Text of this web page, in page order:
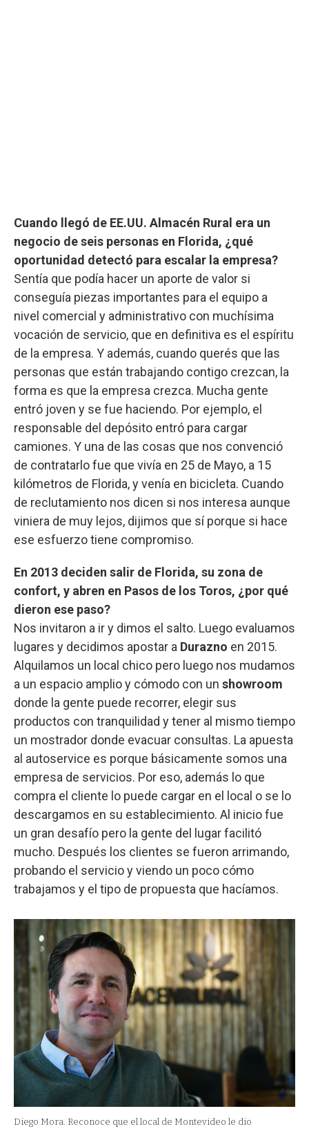
Cuando llegó de EE.UU. Almacén Rural era un
negocio de seis personas en Florida, ¿qué
oportunidad detectó para escalar la empresa?
Sentía que podía hacer un aporte de valor si
conseguía piezas importantes para el equipo a
nivel comercial y administrativo con muchísima
vocación de servicio, que en definitiva es el espíritu
de la empresa. Y además, cuando querés que las
personas que están trabajando contigo crezcan, la
forma es que la empresa crezca. Mucha gente
entró joven y se fue haciendo. Por ejemplo, el
responsable del depósito entró para cargar
camiones. Y una de las cosas que nos convenció
de contratarlo fue que vivía en 25 de Mayo, a 15
kilómetros de Florida, y venía en bicicleta. Cuando
de reclutamiento nos dicen si nos interesa aunque
viniera de muy lejos, dijimos que sí porque si hace
ese esfuerzo tiene compromiso.
En 2013 deciden salir de Florida, su zona de
confort, y abren en Pasos de los Toros, ¿por qué
dieron ese paso?
Nos invitaron a ir y dimos el salto. Luego evaluamos
lugares y decidimos apostar a Durazno en 2015.
Alquilamos un local chico pero luego nos mudamos
a un espacio amplio y cómodo con un showroom
donde la gente puede recorrer, elegir sus
productos con tranquilidad y tener al mismo tiempo
un mostrador donde evacuar consultas. La apuesta
al autoservice es porque básicamente somos una
empresa de servicios. Por eso, además lo que
compra el cliente lo puede cargar en el local o se lo
descargamos en su establecimiento. Al inicio fue
un gran desafío pero la gente del lugar facilitó
mucho. Después los clientes se fueron arrimando,
probando el servicio y viendo un poco cómo
trabajamos y el tipo de propuesta que hacíamos.
Diego Mora. Reconoce que el local de Montevideo le dio